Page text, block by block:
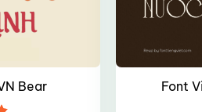
Bear Font